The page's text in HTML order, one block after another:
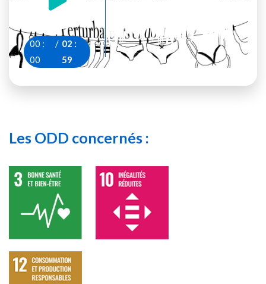
00 :
00
/ 02 :
59
Les ODD concernés :